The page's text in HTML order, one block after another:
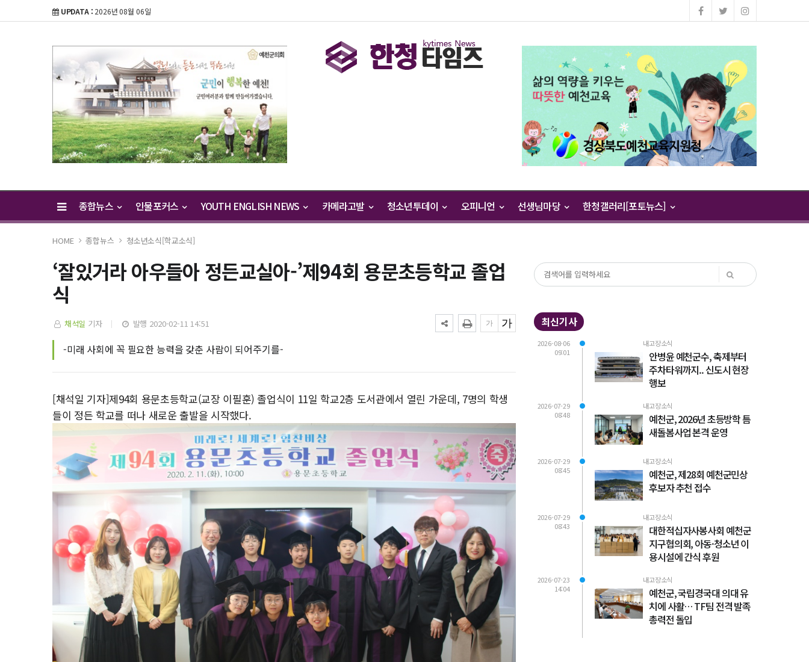
UPDATA : 2026년 08월 06일
종합뉴스 인물포커스 YOUTH ENGLISH NEWS 카메라고발 청소년투데이 오피니언 선생님마당 한청갤러리[포토뉴스]
HOME 종합뉴스 청소년소식[학교소식]
‘잘있거라 아우들아 정든교실아-’제94회 용문초등학교 졸업
식
채석일 기자 발행 2020-02-11 14:51
-미래 사회에 꼭 필요한 능력을 갖춘 사람이 되어주기를-
[채석일 기자]제94회 용문초등학교(교장 이필훈) 졸업식이 11일 학교2층 도서관에서 열린 가운데, 7명의 학생
들이 정든 학교를 떠나 새로운 출발을 시작했다.
최신기사
2026-08-06
09:01
내고장소식
안병윤 예천군수, 축제부터
주차타워까지.. 신도시 현장
행보
2026-07-29
08:48
내고장소식
예천군, 2026년 초등방학 틈
새돌봄사업 본격 운영
2026-07-29
08:45
내고장소식
예천군, 제28회 예천군민상
후보자 추천 접수
2026-07-29
08:43
내고장소식
대한적십자사봉사회 예천군
지구협의회, 아동·청소년 이
용시설에 간식 후원
2026-07-23
14:04
내고장소식
예천군, 국립경국대 의대 유
치에 사활… TF팀 전격 발족
총력전 돌입